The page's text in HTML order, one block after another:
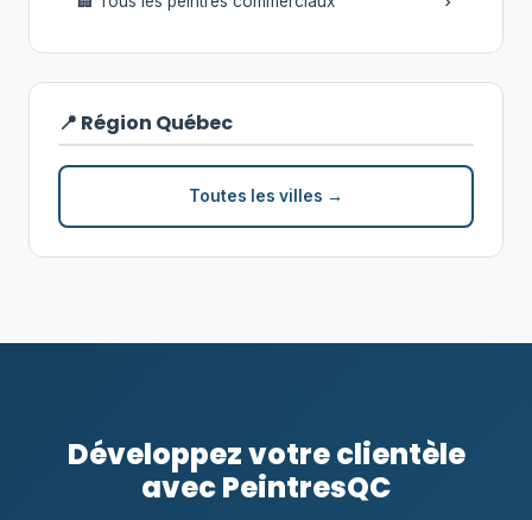
📍 Région Québec
Toutes les villes →
Développez votre clientèle
avec PeintresQC